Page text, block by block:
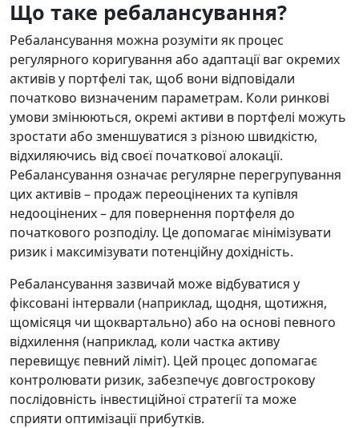
Що таке ребалансування?
Ребалансування можна розуміти як процес
регулярного коригування або адаптації ваг окремих
активів у портфелі так, щоб вони відповідали
початково визначеним параметрам. Коли ринкові
умови змінюються, окремі активи в портфелі можуть
зростати або зменшуватися з різною швидкістю,
відхиляючись від своєї початкової алокації.
Ребалансування означає регулярне перегрупування
цих активів – продаж переоцінених та купівля
недооцінених – для повернення портфеля до
початкового розподілу. Це допомагає мінімізувати
ризик і максимізувати потенційну дохідність.
Ребалансування зазвичай може відбуватися у
фіксовані інтервали (наприклад, щодня, щотижня,
щомісяця чи щоквартально) або на основі певного
відхилення (наприклад, коли частка активу
перевищує певний ліміт). Цей процес допомагає
контролювати ризик, забезпечує довгострокову
послідовність інвестиційної стратегії та може
сприяти оптимізації прибутків.